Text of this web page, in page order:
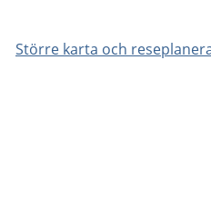
Större karta och